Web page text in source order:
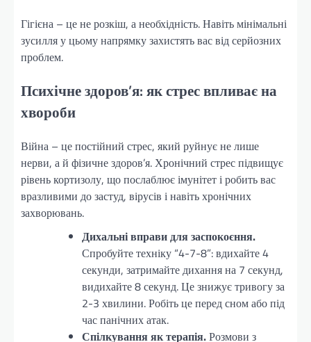
Гігієна – це не розкіш, а необхідність. Навіть мінімальні
зусилля у цьому напрямку захистять вас від серйозних
проблем.
Психічне здоров’я: як стрес впливає на
хвороби
Війна – це постійний стрес, який руйнує не лише
нерви, а й фізичне здоров’я. Хронічний стрес підвищує
рівень кортизолу, що послаблює імунітет і робить вас
вразливими до застуд, вірусів і навіть хронічних
захворювань.
Дихальні вправи для заспокоєння.
Спробуйте техніку “4-7-8”: вдихайте 4
секунди, затримайте дихання на 7 секунд,
видихайте 8 секунд. Це знижує тривогу за
2-3 хвилини. Робіть це перед сном або під
час панічних атак.
Спілкування як терапія.Розмови з